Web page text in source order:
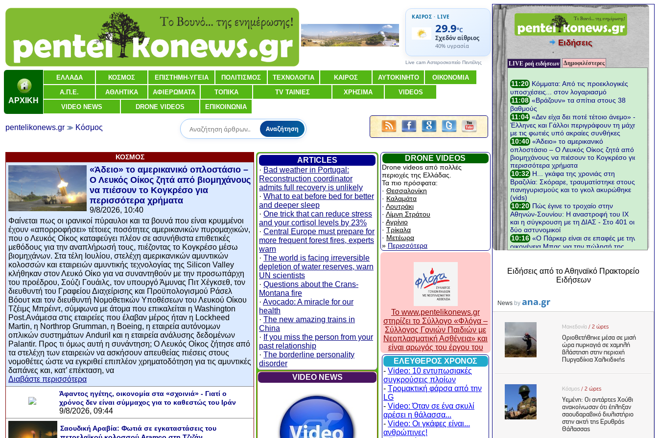
ΚΑΙΡΟΣ · LIVE
29.9°C
Σχεδόν αίθριος
40% υγρασία
Live cam Αστεροσκοπείο Πεντέλης
ΑΡΧΙΚΗ
ΕΛΛΑΔΑ ΚΟΣΜΟΣ ΕΠΙΣΤΗΜΗ-ΥΓΕΙΑ ΠΟΛΙΤΙΣΜΟΣ ΤΕΧΝΟΛΟΓΙΑ ΚΑΙΡΟΣ ΑΥΤΟΚΙΝΗΤΟ ΟΙΚΟΝΟΜΙΑ
Α.Π.Ε. ΑΘΛΗΤΙΚΑ ΑΦΙΕΡΩΜΑΤΑ ΤΟΠΙΚΑ TV ΤΑΙΝΙΕΣ ΧΡΗΣΙΜΑ VIDEOS
VIDEO NEWS DRONE VIDEOS ΕΠΙΚΟΙΝΩΝΙΑ
pentelikonews.gr Κόσμος Αναζήτηση
ΚΟΣΜΟΣ
«Άδειο» το αμερικανικό οπλοστάσιο –
Ο Λευκός Οίκος ζητά από βιομηχάνους
να πιέσουν το Κογκρέσο για
περισσότερα χρήματα
9/8/2026, 10:40
Φαίνεται πως οι ιρανικοί πύραυλοι και τα βουνά που είναι κρυμμένοι
έχουν «απορροφήσει» τέτοιες ποσότητες αμερικανικών πυρομαχικών,
που ο Λευκός Οίκος καταφεύγει πλέον σε ασυνήθιστα επιθετικές
μεθόδους για την αναπλήρωσή τους, πιέζοντας το Κογκρέσο μέσω
βιομηχάνων. Στα τέλη Ιουλίου, στελέχη αμερικανικών αμυντικών
κολοσσών και εταιρειών αμυντικής τεχνολογίας της Silicon Valley
κλήθηκαν στον Λευκό Οίκο για να συναντηθούν με την προσωπάρχη
του προέδρου, Σούζι Γουάιλς, τον υπουργό Άμυνας Πιτ Χέγκσεθ, τον
διευθυντή του Γραφείου Διαχείρισης και Προϋπολογισμού Ράσελ
Βόουτ και τον διευθυντή Νομοθετικών Υποθέσεων του Λευκού Οίκου
Τζέιμς Μπρέιντ, σύμφωνα με άτομα που επικαλείται η Washington
Post.Ανάμεσα στις εταιρείες που έλαβαν μέρος ήταν η Lockheed
Martin, η Northrop Grumman, η Boeing, η εταιρεία αυτόνομων
οπλικών συστημάτων Anduril και η εταιρεία ανάλυσης δεδομένων
Palantir. Προς τι όμως αυτή η συνάντηση; Ο Λευκός Οίκος ζήτησε από
τα στελέχη των εταιρειών να ασκήσουν απευθείας πιέσεις στους
νομοθέτες ώστε να εγκριθεί επιπλέον χρηματοδότηση για τις αμυντικές
δαπάνες και, κατ’ επέκταση, να
Διαβάστε περισσότερα
Άφαντος ηγέτης, οικονομία στα «σχοινιά» - Γιατί ο
χρόνος δεν είναι σύμμαχος για το καθεστώς του Ιράν
9/8/2026, 09:44
Σαουδική Αραβία: Φωτιά σε εγκαταστάσεις του
ARTICLES
· Bad weather in Portugal:
Reconstruction coordinator
admits full recovery is unlikely
· What to eat before bed for better
and deeper sleep
· One trick that can reduce stress
and your cortisol levels by 23%
· Central Europe must prepare for
more frequent forest fires, experts
warn
· The world is facing irreversible
depletion of water reserves, warn
UN scientists
· Questions about the Crans-
Montana fire
· Avocado: A miracle for our
health
· The new amazing trains in
China
· If you miss the person from your
past relationship
· The borderline personality
disorder
VIDEO NEWS
DRONE VIDEOS
Drone videos από πολλές
περιοχές της Ελλάδας.
Τα πιο πρόσφατα:
· Θεσσαλονίκη
· Καλαμάτα
· Λουτράκι
· Λίμνη Στράτου
· Αγρίνιο
· Τρίκαλα
· Μετέωρα
» Περισσότερα
To www.pentelikonews.gr
στηρίζει το Σύλλογο «Φλόγα –
Σύλλογος Γονιών Παιδιών με
Νεοπλασματική Ασθένεια» και
είναι αρωγός του έργου του
ΕΛΕΥΘΕΡΟΣ ΧΡΟΝΟΣ
- Video: 10 εντυπωσιακές
συγκρούσεις πλοίων
- Τρομακτική φάρσα από την
LG
- Video: Όταν σε ένα σκυλί
αρέσει η θάλασσα...
- Video: Οι γκάφες είναι...
ανθρώπινες!
Ειδήσεις
LIVE ροή ειδήσεων Δημοφιλέστερες
Ειδήσεις από το Αθηναϊκό Πρακτορείο
Ειδήσεων